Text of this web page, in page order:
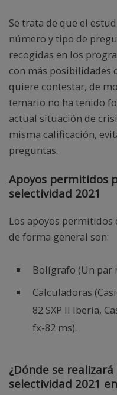
Se trata de que el
número y tipo de
recogidas en los
con más posibilidades
quiere contestar, de
temario no ha tenido
actual situación de
misma calificación,
preguntas.
Apoyos permitidos
selectividad 2021
Los apoyos permitidos
de forma general son:
Bolígrafo (Un par
Calculadoras
82 SXP II Iberia,
fx-82 ms).
¿Dónde se
selectividad 2021